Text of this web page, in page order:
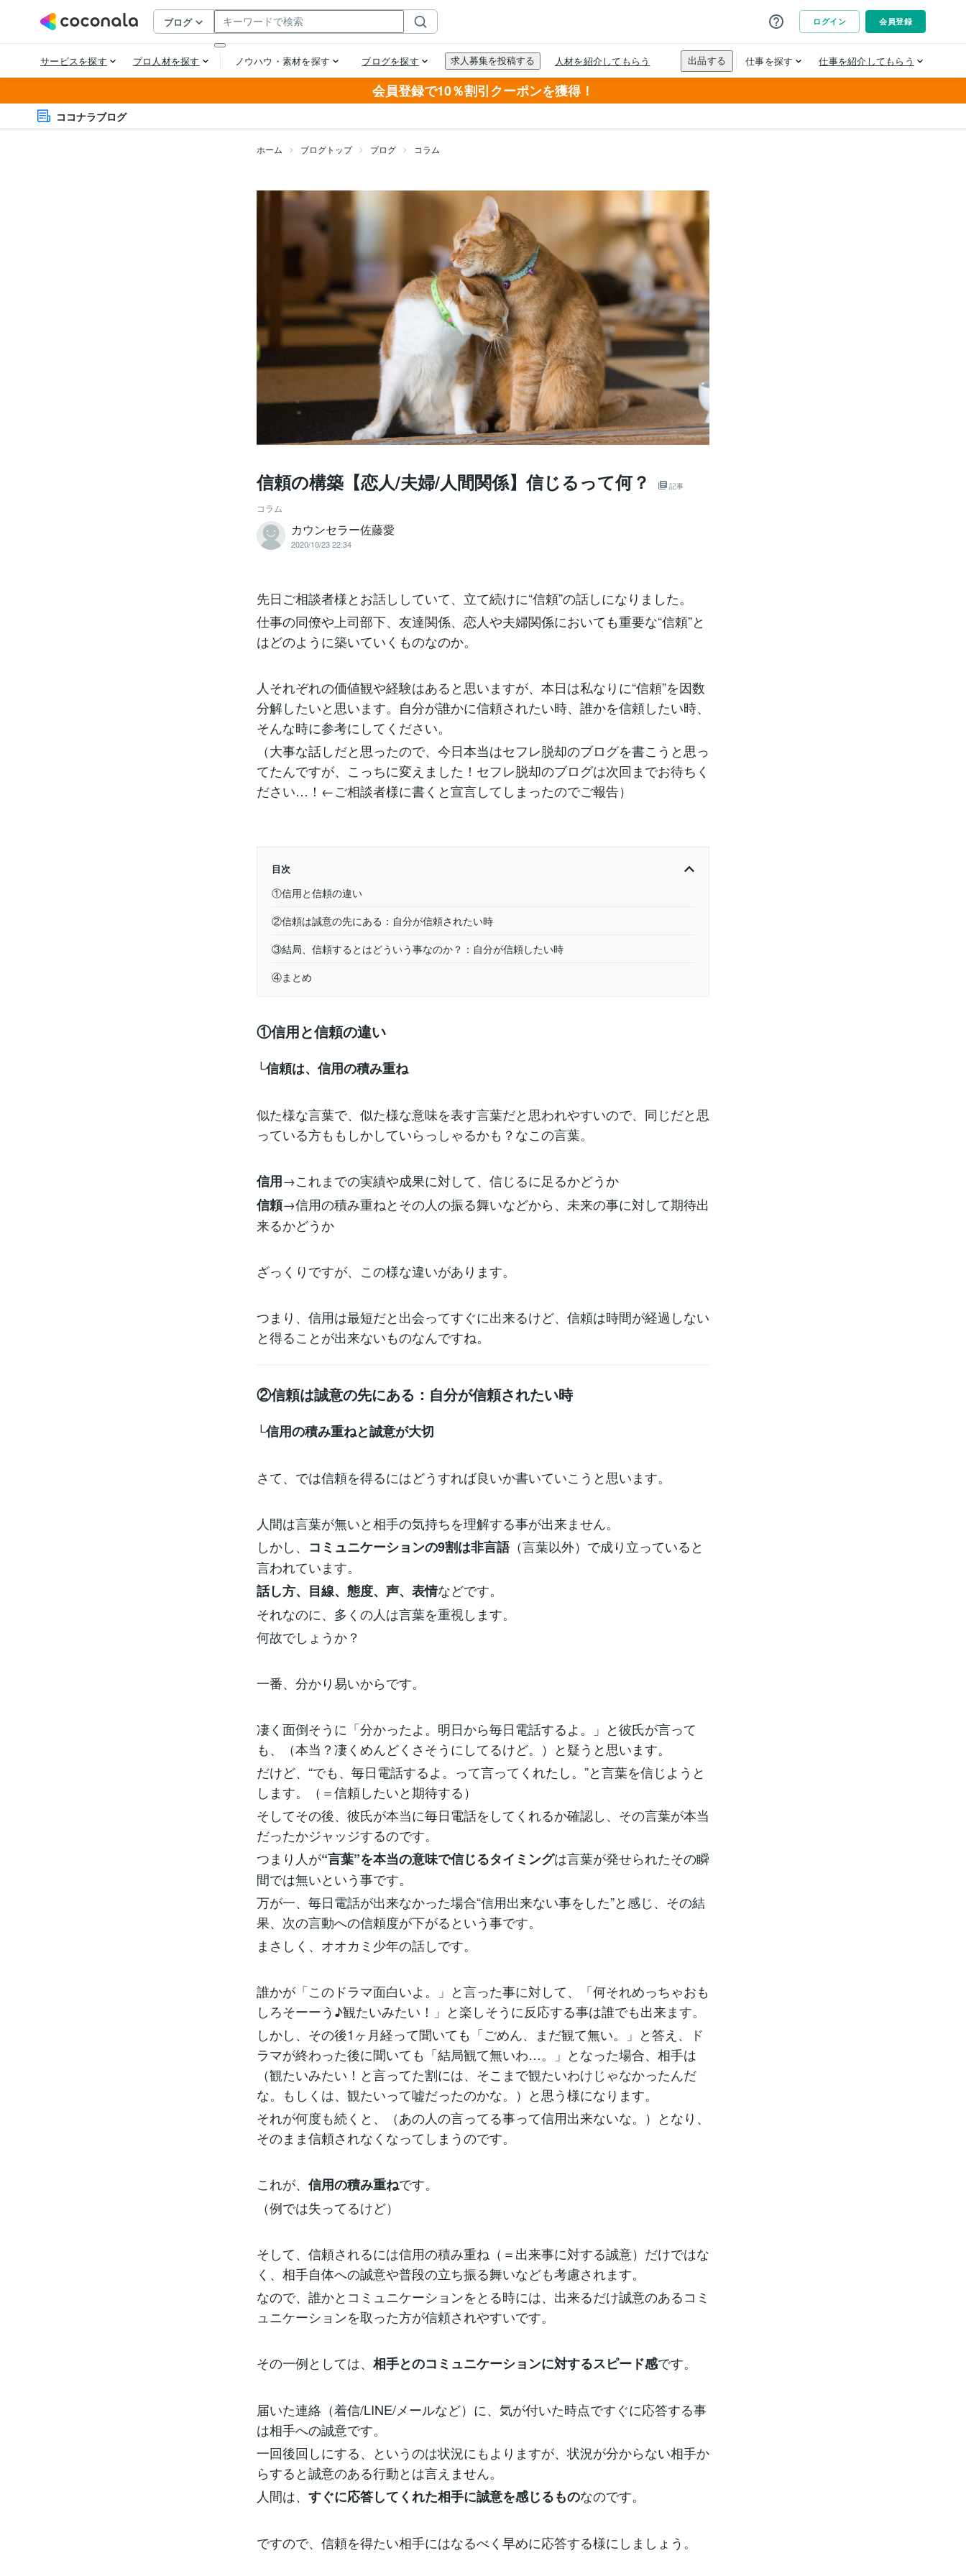
会員登録で10％割引クーポンを獲得！
ココナラブログ
ホーム ブログトップ ブログ コラム
信頼の構築【恋人/夫婦/人間関係】信じるって何？ 記事
コラム
カウンセラー佐藤愛
2020/10/23 22:34
先日ご相談者様とお話ししていて、立て続けに“信頼”の話しになりました。
仕事の同僚や上司部下、友達関係、恋人や夫婦関係においても重要な“信頼”と
はどのように築いていくものなのか。
人それぞれの価値観や経験はあると思いますが、本日は私なりに“信頼”を因数
分解したいと思います。自分が誰かに信頼されたい時、誰かを信頼したい時、
そんな時に参考にしてください。
（大事な話しだと思ったので、今日本当はセフレ脱却のブログを書こうと思っ
てたんですが、こっちに変えました！セフレ脱却のブログは次回までお待ちく
ださい…！←ご相談者様に書くと宣言してしまったのでご報告）
目次
①信用と信頼の違い
②信頼は誠意の先にある：自分が信頼されたい時
③結局、信頼するとはどういう事なのか？：自分が信頼したい時
④まとめ
①信用と信頼の違い
└信頼は、信用の積み重ね
似た様な言葉で、似た様な意味を表す言葉だと思われやすいので、同じだと思
っている方ももしかしていらっしゃるかも？なこの言葉。
信用→これまでの実績や成果に対して、信じるに足るかどうか
信頼→信用の積み重ねとその人の振る舞いなどから、未来の事に対して期待出
来るかどうか
ざっくりですが、この様な違いがあります。
つまり、信用は最短だと出会ってすぐに出来るけど、信頼は時間が経過しない
と得ることが出来ないものなんですね。
②信頼は誠意の先にある：自分が信頼されたい時
└信用の積み重ねと誠意が大切
さて、では信頼を得るにはどうすれば良いか書いていこうと思います。
人間は言葉が無いと相手の気持ちを理解する事が出来ません。
しかし、 コミュニケーションの9割は非言語（言葉以外）で成り立っていると
言われています。
話し方、目線、態度、声、表情などです。
それなのに、多くの人は言葉を重視します。
何故でしょうか？
一番、分かり易いからです。
凄く面倒そうに「分かったよ。明日から毎日電話するよ。」と彼氏が言って
も、（本当？凄くめんどくさそうにしてるけど。）と疑うと思います。
だけど、“でも、毎日電話するよ。って言ってくれたし。”と言葉を信じようと
します。（＝信頼したいと期待する）
そしてその後、彼氏が本当に毎日電話をしてくれるか確認し、その言葉が本当
だったかジャッジするのです。
つまり人が“言葉”を本当の意味で信じるタイミングは言葉が発せられたその瞬
間では無いという事です。
万が一、毎日電話が出来なかった場合“信用出来ない事をした”と感じ、その結
果、次の言動への信頼度が下がるという事です。
まさしく、オオカミ少年の話しです。
誰かが「このドラマ面白いよ。」と言った事に対して、「何それめっちゃおも
しろそーーう♪観たいみたい！」と楽しそうに反応する事は誰でも出来ます。
しかし、その後1ヶ月経って聞いても「ごめん、まだ観て無い。」と答え、ド
ラマが終わった後に聞いても「結局観て無いわ…。」となった場合、相手は
（観たいみたい！と言ってた割には、そこまで観たいわけじゃなかったんだ
な。もしくは、観たいって嘘だったのかな。）と思う様になります。
それが何度も続くと、（あの人の言ってる事って信用出来ないな。）となり、
そのまま信頼されなくなってしまうのです。
これが、 信用の積み重ねです。
（例では失ってるけど）
そして、信頼されるには信用の積み重ね（＝出来事に対する誠意）だけではな
く、相手自体への誠意や普段の立ち振る舞いなども考慮されます。
なので、誰かとコミュニケーションをとる時には、出来るだけ誠意のあるコミ
ュニケーションを取った方が信頼されやすいです。
その一例としては、 相手とのコミュニケーションに対するスピード感です。
届いた連絡（着信/LINE/メールなど）に、気が付いた時点ですぐに応答する事
は相手への誠意です。
一回後回しにする、というのは状況にもよりますが、状況が分からない相手か
らすると誠意のある行動とは言えません。
人間は、 すぐに応答してくれた相手に誠意を感じるものなのです。
ですので、信頼を得たい相手にはなるべく早めに応答する様にしましょう。